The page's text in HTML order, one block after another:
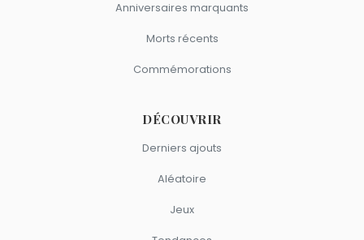
Anniversaires marquants
Morts récents
Commémorations
DÉCOUVRIR
Derniers ajouts
Aléatoire
Jeux